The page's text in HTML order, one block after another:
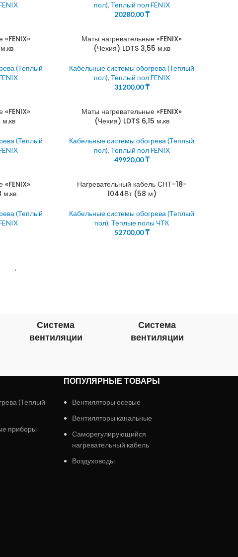
пол), Теплый пол FENIX
20280,00₸
«FENIX»
(Теплый
Маты нагревательные «FENIX»
(Чехия) LDTS 3,55 м.кв
Кабельные системы обогрева (Теплый
пол), Теплый пол FENIX
31200,00₸
«FENIX»
м.кв
(Теплый
Маты нагревательные «FENIX»
(Чехия) LDTS 6,15 м.кв
Кабельные системы обогрева (Теплый
пол), Теплый пол FENIX
49920,00₸
«FENIX»
м.кв
(Теплый
Нагревательный кабель СНТ-18-
1044Вт (58 м)
Кабельные системы обогрева (Теплый
пол),Теплые полы ЧТК
52700,00₸
→
Система
вентиляции
Система
вентиляции
(Теплый
приборы
ПОПУЛЯРНЫЕ ТОВАРЫ
Вентиляторы осевые
Вентиляторы канальные
Саморегулирующийся
нагревательный кабель
Воздуховоды